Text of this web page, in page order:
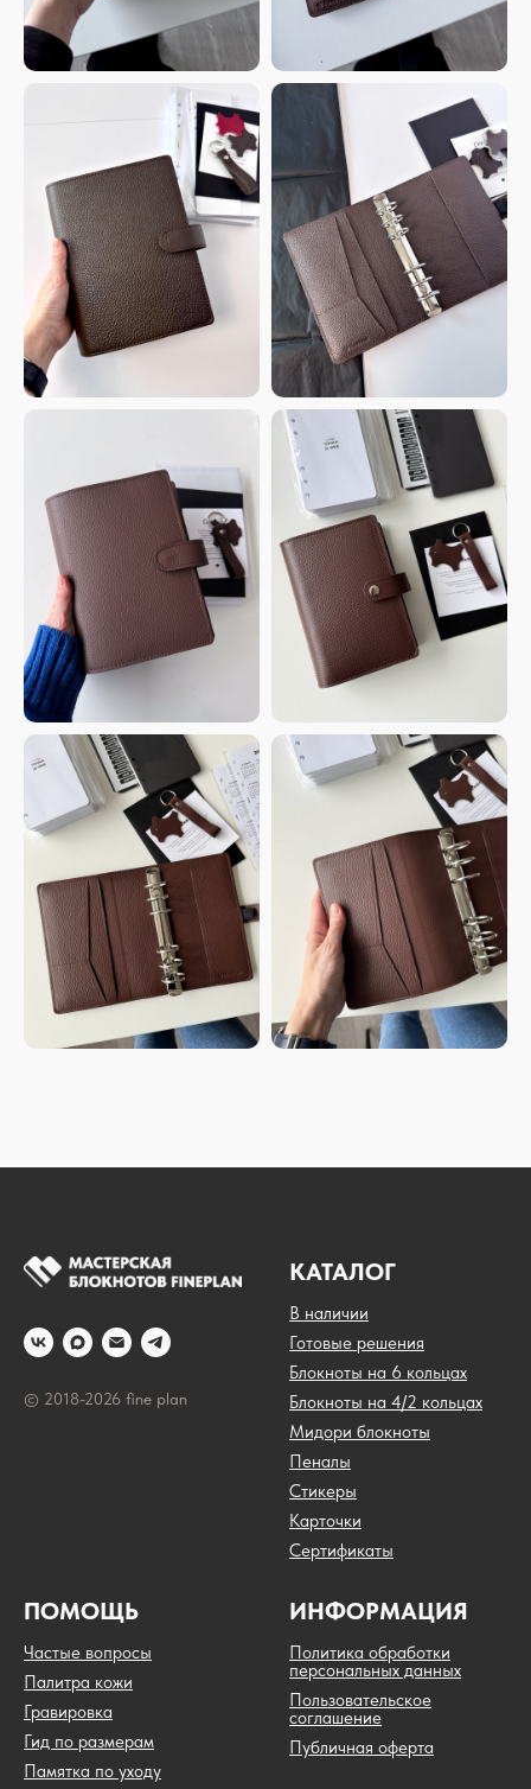
© 2018-2026 fine plan
КАТАЛОГ
В наличии
Готовые решения
Блокноты на 6 кольцах
Блокноты на 4/2 кольцах
Мидори блокноты
Пеналы
Стикеры
Карточки
Сертификаты
ПОМОЩЬ
Частые вопросы
Палитра кожи
Гравировка
Гид по размерам
Памятка по уходу
ИНФОРМАЦИЯ
Политика обработки
персональных данных
Пользовательское
соглашение
Публичная оферта